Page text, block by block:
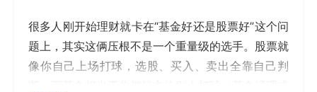
很多人刚开始理财就卡在“基金好还是股票好”这个问
题上，其实这俩压根不是一个重量级的选手。股票就
像你自己上场打球，选股、买入、卖出全靠自己判